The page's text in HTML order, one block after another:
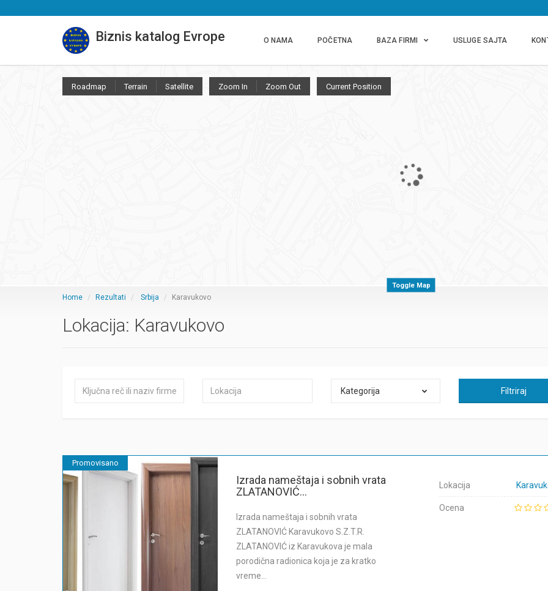
Biznis katalog Evrope O NAMA POČETNA BAZA FIRMI USLUGE SAJTA
Toggle Map
Roadmap Terrain Satellite Zoom In Zoom Out Current Position
Home Rezultati Srbija Karavukovo
Lokacija: Karavukovo
Kategorija Filtriraj
Promovisano
Izrada nameštaja i sobnih vrata
ZLATANOVIĆ...
Izrada nameštaja i sobnih vrata
ZLATANOVIĆ Karavukovo S.Z.T.R.
ZLATANOVIĆ iz Karavukova je mala
porodična radionica koja je za kratko
vreme…
Lokacija
Ocena